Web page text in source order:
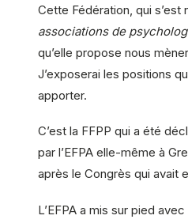
Cette Fédération, qui s’est
associations de
qu’elle propose nous
J’exposerai les positions
apporter.
C’est la FFPP qui a été
par l’EFPA elle-même à
après le Congrès qui avait
L’EFPA a mis sur pied